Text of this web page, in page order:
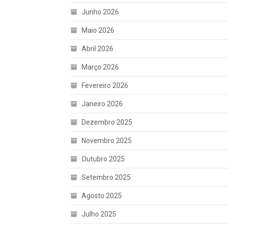
Junho 2026
Maio 2026
Abril 2026
Março 2026
Fevereiro 2026
Janeiro 2026
Dezembro 2025
Novembro 2025
Outubro 2025
Setembro 2025
Agosto 2025
Julho 2025